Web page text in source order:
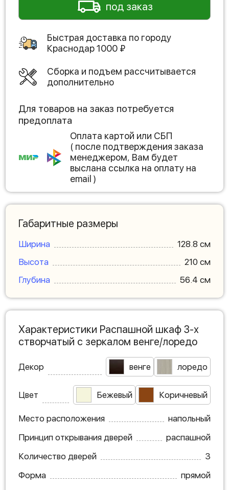
под заказ
Быстрая доставка по городу
Краснодар1000 ₽
Сборка и подъем рассчитывается
дополнительно
Для товаров на заказ потребуется
предоплата
Оплата картой или СБП
( после подтверждения заказа
менеджером, Вам будет
выслана ссылка на оплату на
email )
Габаритные размеры
Ширина
128.8 см
Высота
210 см
Глубина
56.4 см
Характеристики Распашной шкаф 3-х
створчатый с зеркалом венге/лоредо
Декор венге лоредо
Цвет Бежевый Коричневый
Место расположения
напольный
Принцип открывания дверей
распашной
Количество дверей
3
Форма
прямой